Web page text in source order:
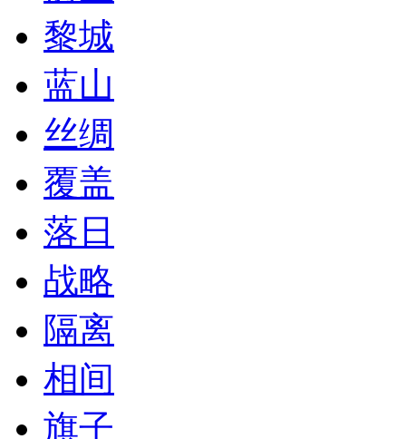
黎城
蓝山
丝绸
覆盖
落日
战略
隔离
相间
旗子